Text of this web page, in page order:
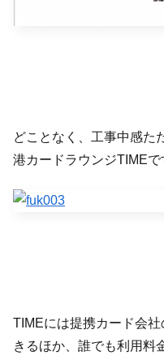
どことなく、工事中感た
港カードラウンジTIMEで
TIMEには提携カード会
きるほか、誰でも利用料